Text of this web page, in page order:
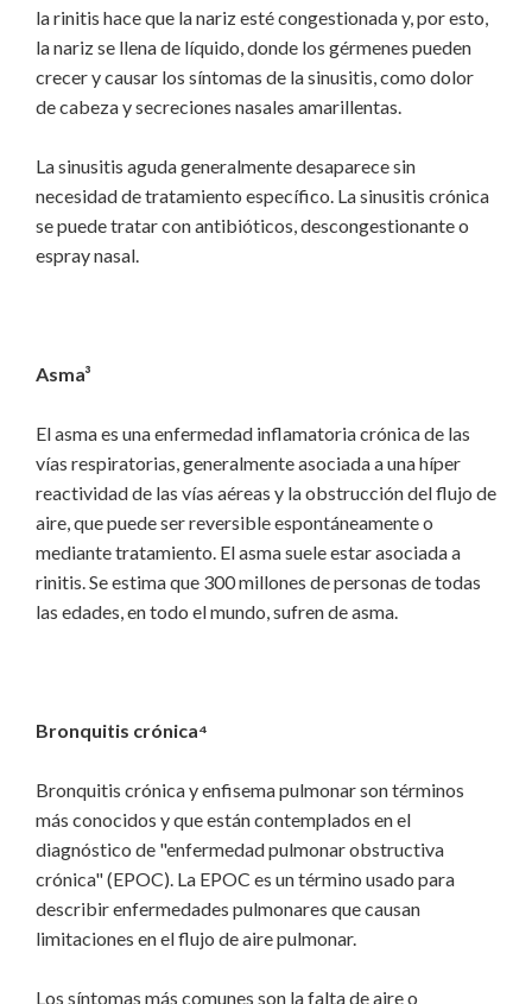
la rinitis hace que la nariz esté congestionada y, por esto,
la nariz se llena de líquido, donde los gérmenes pueden
crecer y causar los síntomas de la sinusitis, como dolor
de cabeza y secreciones nasales amarillentas.
La sinusitis aguda generalmente desaparece sin
necesidad de tratamiento específico. La sinusitis crónica
se puede tratar con antibióticos, descongestionante o
espray nasal.
Asma³
El asma es una enfermedad inflamatoria crónica de las
vías respiratorias, generalmente asociada a una híper
reactividad de las vías aéreas y la obstrucción del flujo de
aire, que puede ser reversible espontáneamente o
mediante tratamiento. El asma suele estar asociada a
rinitis. Se estima que 300 millones de personas de todas
las edades, en todo el mundo, sufren de asma.
Bronquitis crónica⁴
Bronquitis crónica y enfisema pulmonar son términos
más conocidos y​ que están contemplados en el
diagnóstico de "enfermedad pulmonar obstructiva
crónica" (EPOC). La EPOC es un término usado para
describir enfermedades pulmonares que causan
limitaciones en el flujo de aire pulmonar.
Los síntomas más comunes son la falta de aire o